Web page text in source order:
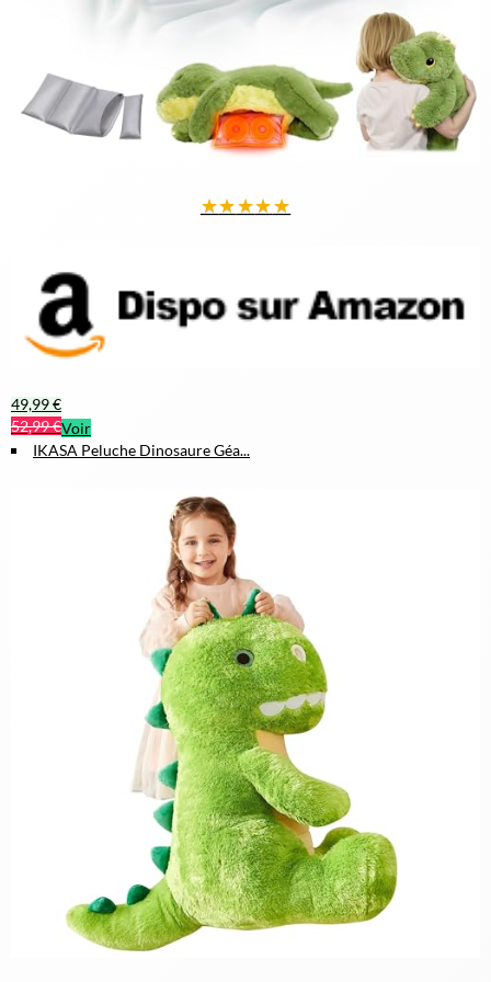
★★★★★
49,99 €
52,99 €Voir
IKASA Peluche Dinosaure Géa...